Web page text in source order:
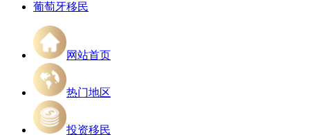
葡萄牙移民
网站首页
热门地区
投资移民